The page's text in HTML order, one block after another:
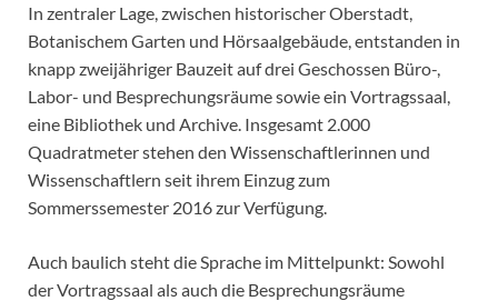
In zentraler Lage, zwischen historischer Oberstadt,
Botanischem Garten und Hörsaalgebäude, entstanden in
knapp zweijähriger Bauzeit auf drei Geschossen Büro-,
Labor- und Besprechungsräume sowie ein Vortragssaal,
eine Bibliothek und Archive. Insgesamt 2.000
Quadratmeter stehen den Wissenschaftlerinnen und
Wissenschaftlern seit ihrem Einzug zum
Sommerssemester 2016 zur Verfügung.
Auch baulich steht die Sprache im Mittelpunkt: Sowohl
der Vortragssaal als auch die Besprechungsräume